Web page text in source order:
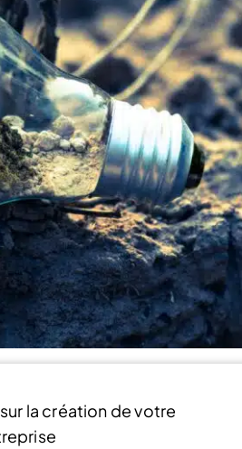
sur la création de votre